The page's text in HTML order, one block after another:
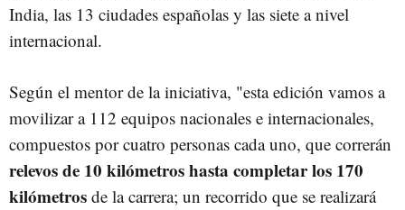
India, las 13 ciudades españolas y las siete a nivel
internacional.
Según el mentor de la iniciativa, "esta edición vamos a
movilizar a 112 equipos nacionales e internacionales,
compuestos por cuatro personas cada uno, que correrán
relevos de 10 kilómetros hasta completar los 170
kilómetros de la carrera; un recorrido que se realizará